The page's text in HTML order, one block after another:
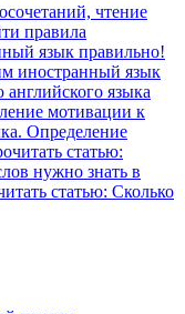
чтение
правила
язык правильно!
иностранный язык
языка
мотивации к
Определение
статью:
нужно знать в
статью: Сколько